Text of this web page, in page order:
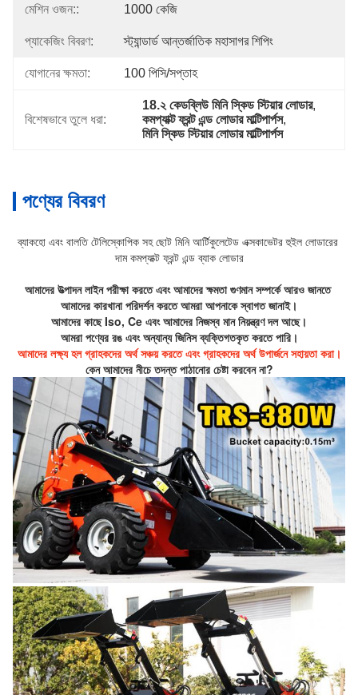
মেশিন ওজন:: 1000 কেজি
প্যাকেজিং বিবরণ: স্ট্যান্ডার্ড আন্তর্জাতিক মহাসাগর শিপিং
যোগানের ক্ষমতা: 100 পিসি/সপ্তাহ
বিশেষভাবে তুলে ধরা:
18.২ কেডব্লিউ মিনি স্কিড স্টিয়ার লোডার,
কমপ্যাক্ট ফ্রন্ট এন্ড লোডার মাল্টিপার্পস,
মিনি স্কিড স্টিয়ার লোডার মাল্টিপার্পস
পণ্যের বিবরণ
ব্যাকহো এবং বালতি টেলিস্কোপিক সহ ছোট মিনি আর্টিকুলেটেড এক্সকাভেটর হুইল লোডারের
দাম কমপ্যাক্ট ফ্রন্ট এন্ড ব্যাক লোডার
আমাদের উত্পাদন লাইন পরীক্ষা করতে এবং আমাদের ক্ষমতা গুণমান সম্পর্কে আরও জানতে
আমাদের কারখানা পরিদর্শন করতে আমরা আপনাকে স্বাগত জানাই।
আমাদের কাছে Iso, Ce এবং আমাদের নিজস্ব মান নিয়ন্ত্রণ দল আছে।
আমরা পণ্যের রঙ এবং অন্যান্য জিনিস ব্যক্তিগতকৃত করতে পারি।
আমাদের লক্ষ্য হল গ্রাহকদের অর্থ সঞ্চয় করতে এবং গ্রাহকদের অর্থ উপার্জনে সহায়তা করা।
কেন আমাদের নীচে তদন্ত পাঠানোর চেষ্টা করবেন না?